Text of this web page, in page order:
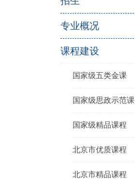
专业概况
课程建设
国家级五类金课
国家级思政示范课
国家级精品课程
北京市优质课程
北京市精品课程